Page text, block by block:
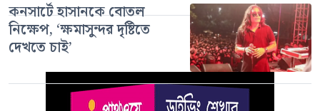
কনসার্টে হাসানকে বোতল
নিক্ষেপ, ‘ক্ষমাসুন্দর দৃষ্টিতে
দেখতে চাই’